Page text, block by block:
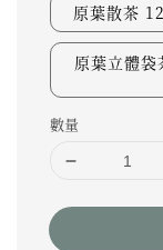
原葉散茶
原葉立體
數量